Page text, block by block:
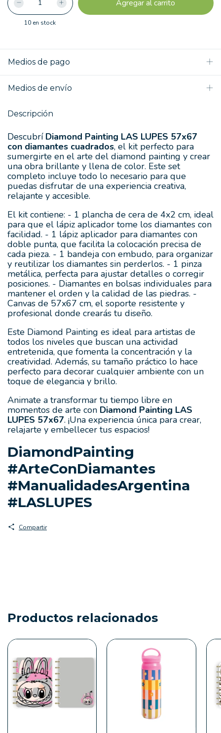
10 en stock
Medios de pago
Medios de envío
Descripción
Descubrí Diamond Painting LAS LUPES 57x67
con diamantes cuadrados, el kit perfecto para
sumergirte en el arte del diamond painting y crear
una obra brillante y llena de color. Este set
completo incluye todo lo necesario para que
puedas disfrutar de una experiencia creativa,
relajante y accesible.
El kit contiene: - 1 plancha de cera de 4x2 cm, ideal
para que el lápiz aplicador tome los diamantes con
facilidad. - 1 lápiz aplicador para diamantes con
doble punta, que facilita la colocación precisa de
cada pieza. - 1 bandeja con embudo, para organizar
y reutilizar los diamantes sin perderlos. - 1 pinza
metálica, perfecta para ajustar detalles o corregir
posiciones. - Diamantes en bolsas individuales para
mantener el orden y la calidad de las piedras. -
Canvas de 57x67 cm, el soporte resistente y
profesional donde crearás tu diseño.
Este Diamond Painting es ideal para artistas de
todos los niveles que buscan una actividad
entretenida, que fomenta la concentración y la
creatividad. Además, su tamaño práctico lo hace
perfecto para decorar cualquier ambiente con un
toque de elegancia y brillo.
Animate a transformar tu tiempo libre en
momentos de arte con Diamond Painting LAS
LUPES 57x67. ¡Una experiencia única para crear,
relajarte y embellecer tus espacios!
DiamondPainting
#ArteConDiamantes
#ManualidadesArgentina
#LASLUPES
Compartir
Productos relacionados